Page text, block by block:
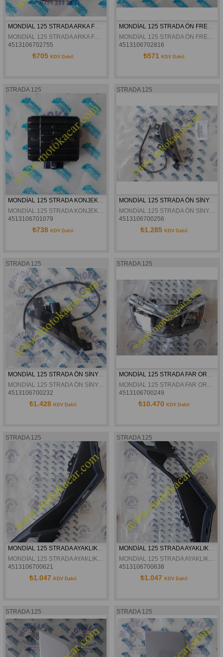
MONDİAL 125 STRADA ARKA FREN DİSK BALATASI ORJİNAL
MONDİAL 125 STRADA ARKA FREN DİSK BALATASI ORJİNAL
4513106702755
₺705 KDV Dahil
4513106702816
₺571 KDV Dahil
STRADA 125
4513106701079
₺738 KDV Dahil
STRADA 125
MONDİAL 125 STRADA ÖN SİNYAL SOL ORJİNAL
MONDİAL 125 STRADA ÖN SİNYAL SOL ORJİNAL
4513106700256
₺1.285 KDV Dahil
STRADA 125
MONDİAL 125 STRADA ÖN SİNYAL SAĞ ORJİNAL
MONDİAL 125 STRADA ÖN SİNYAL SAĞ ORJİNAL
4513106700232
₺1.428 KDV Dahil
STRADA 125
MONDİAL 125 STRADA FAR ORJİNAL
MONDİAL 125 STRADA FAR ORJİNAL
4513106700249
₺10.470 KDV Dahil
STRADA 125
MONDİAL 125 STRADA AYAKLIK ANA GÖVDE SAĞ ORJİNAL
MONDİAL 125 STRADA AYAKLIK ANA GÖVDE SAĞ ORJİNAL
4513106700621
₺1.047 KDV Dahil
STRADA 125
MONDİAL 125 STRADA AYAKLIK ANA GÖVDE SOL ORJİNAL
MONDİAL 125 STRADA AYAKLIK ANA GÖVDE SOL ORJİNAL
4513106700638
₺1.047 KDV Dahil
STRADA 125 STRADA 125